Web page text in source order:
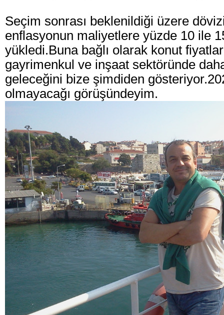
Seçim sonrası beklenildiği üzere
enflasyonun maliyetlere yüzde 10 ile
yükledi.Buna bağlı olarak konut
gayrimenkul ve inşaat sektöründe daha
geleceğini bize şimdiden
olmayacağı görüşündeyim.